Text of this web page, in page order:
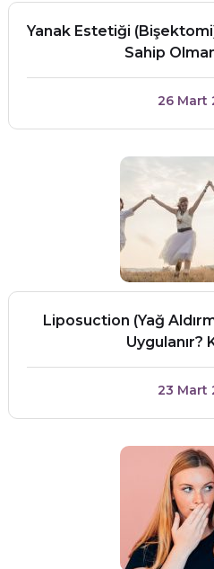
Yanak Estetiği
Sahip
26 Mart
Liposuction (Yağ
Uygulanır?
23 Mart